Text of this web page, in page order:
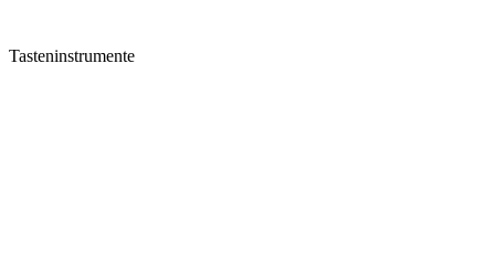
Tasteninstrumente